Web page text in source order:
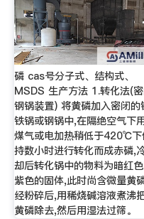
磷 cas号分子式、结构式、
MSDS 生产方法 1.转化法(
钢锅装置) 将黄磷加入密闭的
铁锅或钢锅中,在隔绝空气下
煤气或电加热稍低于420℃下
持数小时进行转化而成赤磷,
却后转化锅中的物料为暗红
紫色的固体,此时尚含微量黄
经粉碎后,用稀烧碱溶液煮沸
黄磷除去,然后用湿法过筛。